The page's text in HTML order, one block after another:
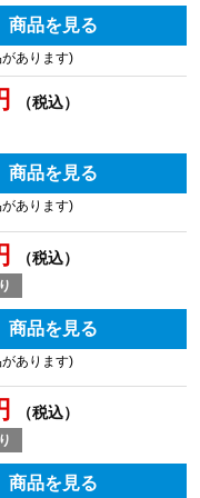
商品を見る
あります)
（税込）
商品を見る
あります)
（税込）
商品を見る
あります)
（税込）
商品を見る